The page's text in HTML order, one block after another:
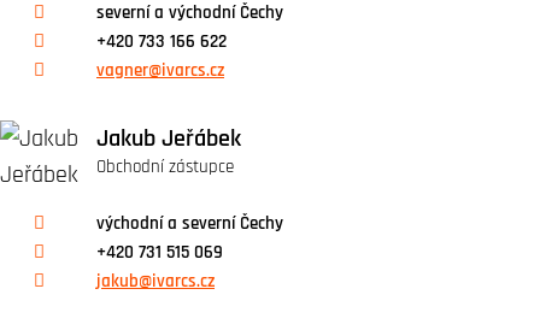
severní a východní Čechy
+420 733 166 622
vagner@ivarcs.cz
Jakub Jeřábek
Obchodní zástupce
východní a severní Čechy
+420 731 515 069
jakub@ivarcs.cz